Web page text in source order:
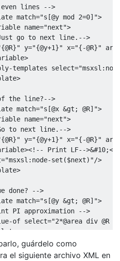
lines -->
match="s[@y mod 2=0]">
name="next">
go to next line.-->
y="{@y+1}" x="{-@R}"
templates
the line?-->
match="s[@x &gt; @R]">
name="next">
to next line.-->
y="{@y+1}" x="{-@R}"
Print LF--
set($next)"/>
done? -->
match="s[@y &gt; @R]">
PI approximation -->
of select="2*@area div @R
not matched above -->
guárdelo como
el siguiente archivo XML en